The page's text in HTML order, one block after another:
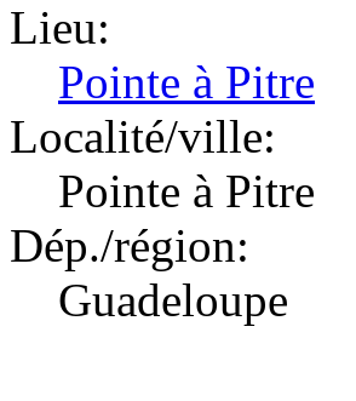
Lieu:
Pointe à Pitre
Localité/ville:
Pointe à Pitre
Dép./région:
Guadeloupe